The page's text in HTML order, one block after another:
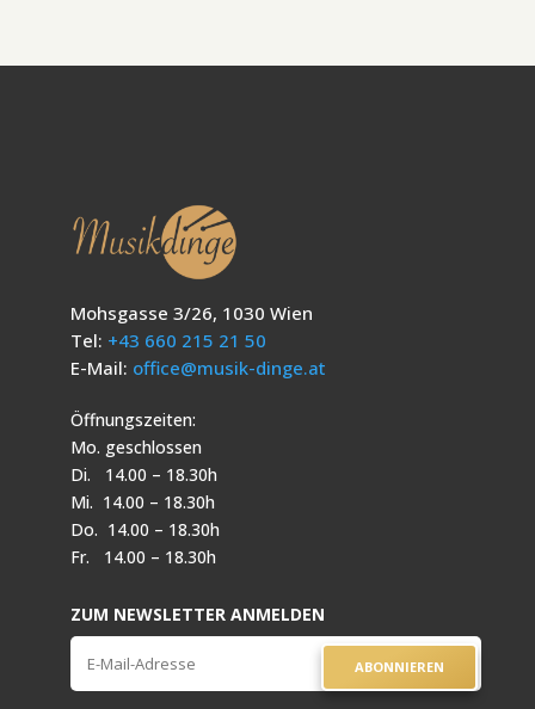
Mohsgasse 3/26, 1030 Wien
Tel: +43 660 215 21 50
E-Mail: office@musik-dinge.at
Öffnungszeiten:
Mo. geschlossen
Di. 14.00 – 18.30h
Mi. 14.00 – 18.30h
Do. 14.00 – 18.30h
Fr. 14.00 – 18.30h
ZUM NEWSLETTER ANMELDEN
ABONNIEREN